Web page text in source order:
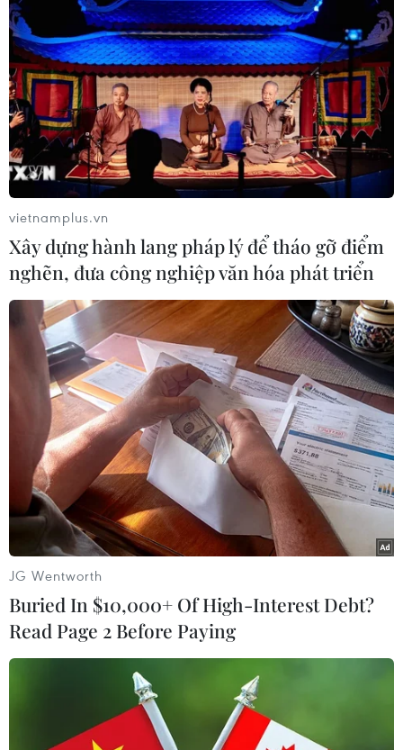
TIN CÙNG CHUYÊN MỤC
Truyền thông Hàn Quốc đánh giá
cao đội tuyển Việt Nam với chuỗi 22
trận bất bại
09/08/2026 04:22
Đội tuyển Việt Nam đối đầu Malaysia
tại bán kết ASEAN Cup 2026
08/08/2026 15:53
Chủ sân Azteca lỗ hơn 47 triệu USD vì
World Cup 2026
08/08/2026 06:43
ASEAN Cup 2026 ngày 8/8: Xác định
đối thủ của đội tuyển Việt Nam ở bán
08/08/2026 03:50
Tuyển Việt Nam giành vé vào
bán kết, vì sao ông Kim Sang-sik vẫn
vietnamplus.vn
Xây dựng hành lang pháp lý để tháo gỡ điểm
nghẽn, đưa công nghiệp văn hóa phát triển
JG Wentworth
Buried In $10,000+ Of High-Interest Debt?
Read Page 2 Before Paying